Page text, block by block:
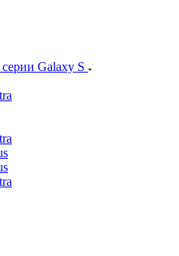
Galaxy S